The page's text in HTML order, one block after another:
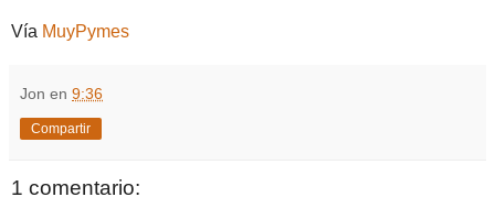
Vía MuyPymes
Jon en 9:36
Compartir
1 comentario: